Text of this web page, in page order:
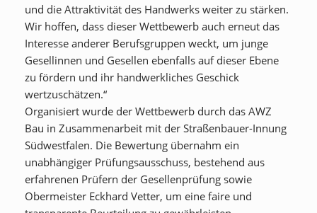
und die Attraktivität des Handwerks weiter zu stärken.
Wir hoffen, dass dieser Wettbewerb auch erneut das
Interesse anderer Berufsgruppen weckt, um junge
Gesellinnen und Gesellen ebenfalls auf dieser Ebene
zu fördern und ihr handwerkliches Geschick
wertzuschätzen.“
Organisiert wurde der Wettbewerb durch das AWZ
Bau in Zusammenarbeit mit der Straßenbauer-Innung
Südwestfalen. Die Bewertung übernahm ein
unabhängiger Prüfungsausschuss, bestehend aus
erfahrenen Prüfern der Gesellenprüfung sowie
Obermeister Eckhard Vetter, um eine faire und